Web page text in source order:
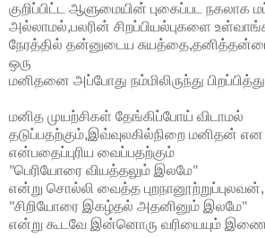
குறிப்பிட்ட
ஆளுமையின் புகைப்பட நகலாக
அல்லாமல்,பலரின் சிறப்பியல்புகளை
நேரத்தில் தன்னுடைய சுயத்தை,
ஒரு
மனிதனை அப்போது நம்மிலிருந்து
மனித முயற்சிகள் தேங்கிப்போய் விடாமல்
தடுப்பதற்கும்,இவ்வுலகில்நிறை மனிதன் என
என்பதைப்புரிய வைப்பதற்கும்
"பெரியோரை வியத்தலும் இலமே"
என்று சொல்லி வைத்த புறநானூற்றுப்புலவன்,
"சிறியோரை இகழ்தல் அதனினும் இலமே"
என்று கூடவே இன்னொரு வரியையும்